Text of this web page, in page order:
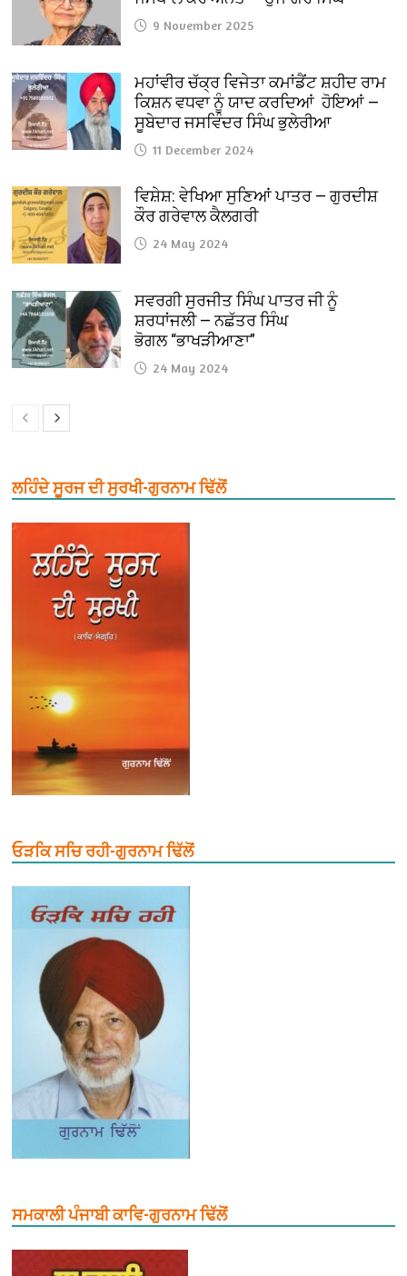
9 November 2025
ਮਹਾਂਵੀਰ ਚੱਕ੍ਰ ਵਿਜੇਤਾ ਕਮਾਂਡੈਂਟ ਸ਼ਹੀਦ ਰਾਮ
ਕਿਸ਼ਨ ਵਧਵਾ ਨੂੰ ਯਾਦ ਕਰਦਿਆਂ ਹੋਇਆਂ —
ਸੂਬੇਦਾਰ ਜਸਵਿੰਦਰ ਸਿੰਘ ਭੁਲੇਰੀਆ
11 December 2024
ਵਿਸ਼ੇਸ਼: ਵੇਖਿਆ ਸੁਣਿਆਂ ਪਾਤਰ — ਗੁਰਦੀਸ਼
ਕੌਰ ਗਰੇਵਾਲ ਕੈਲਗਰੀ
24 May 2024
ਸਵਰਗੀ ਸੁਰਜੀਤ ਸਿੰਘ ਪਾਤਰ ਜੀ ਨੂੰ
ਸ਼ਰਧਾਂਜਲੀ — ਨਛੱਤਰ ਸਿੰਘ
ਭੋਗਲ “ਭਾਖੜੀਆਣਾ”
24 May 2024
ਲਹਿੰਦੇ ਸੂਰਜ ਦੀ ਸੁਰਖੀ-ਗੁਰਨਾਮ ਢਿੱਲੋਂ
ਓੜਕਿ ਸਚਿ ਰਹੀ-ਗੁਰਨਾਮ ਢਿੱਲੋਂ
ਸਮਕਾਲੀ ਪੰਜਾਬੀ ਕਾਵਿ-ਗੁਰਨਾਮ ਢਿੱਲੋਂ